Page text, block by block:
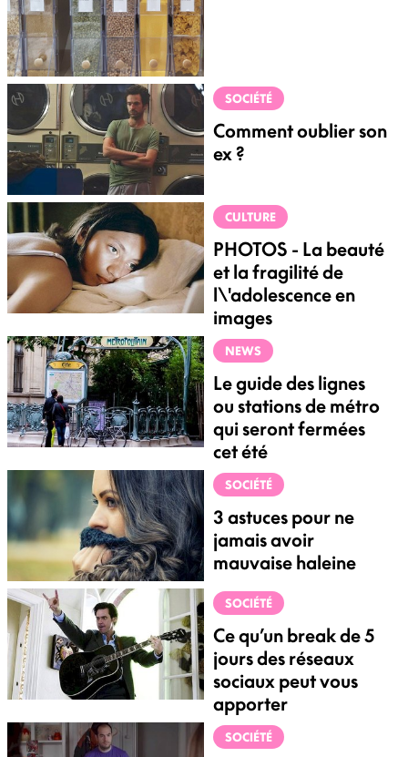
SOCIÉTÉ
Comment oublier son
ex ?
CULTURE
PHOTOS - La beauté
et la fragilité de
l\'adolescence en
images
NEWS
Le guide des lignes
ou stations de métro
qui seront fermées
cet été
SOCIÉTÉ
3 astuces pour ne
jamais avoir
mauvaise haleine
SOCIÉTÉ
Ce qu’un break de 5
jours des réseaux
sociaux peut vous
apporter
SOCIÉTÉ